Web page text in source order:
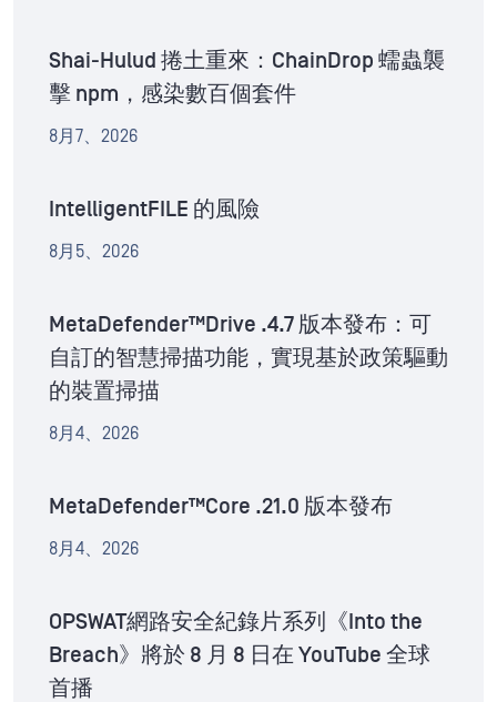
Shai-Hulud 捲土重來：ChainDrop 蠕蟲襲
擊 npm，感染數百個套件
8月7、2026
IntelligentFILE 的風險
8月5、2026
MetaDefender™Drive .4.7 版本發布：可
自訂的智慧掃描功能，實現基於政策驅動
的裝置掃描
8月4、2026
MetaDefender™Core .21.0 版本發布
8月4、2026
OPSWAT網路安全紀錄片系列《Into the
Breach》將於 8 月 8 日在 YouTube 全球
首播